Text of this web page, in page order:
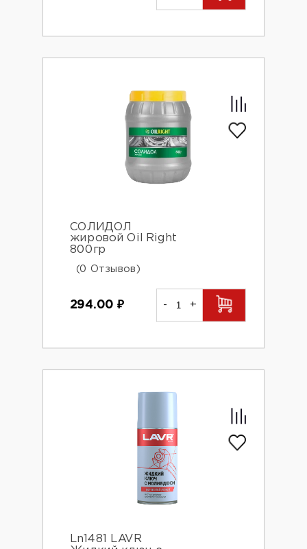
СОЛИДОЛ
жировой Oil Right
800гр
(0 Отзывов)
294.00 ₽ - +
Ln1481 LAVR